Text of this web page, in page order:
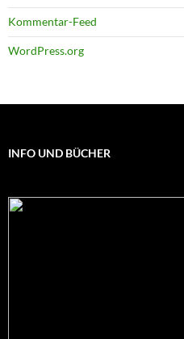
Kommentar-Feed
WordPress.org
INFO UND BÜCHER